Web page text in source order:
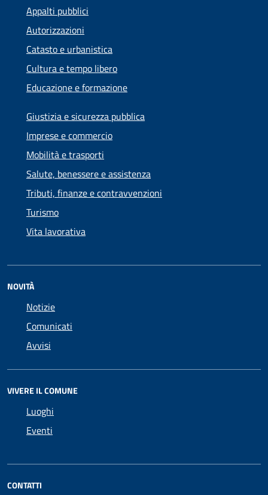
Appalti pubblici
Autorizzazioni
Catasto e urbanistica
Cultura e tempo libero
Educazione e formazione
Giustizia e sicurezza pubblica
Imprese e commercio
Mobilità e trasporti
Salute, benessere e assistenza
Tributi, finanze e contravvenzioni
Turismo
Vita lavorativa
NOVITÀ
Notizie
Comunicati
Avvisi
VIVERE IL COMUNE
Luoghi
Eventi
CONTATTI